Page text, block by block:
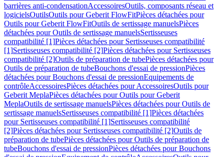
barrières anti-condensationAccessoiresOutils, composants réseau et
logicielsOutilsOutils pour Geberit FlowFitPièces détachées pour
Outils pour Geberit FlowFitOutils de sertissage manuelsPièces
détachées pour Outils de sertissage manuelsSertisseuses
compatibilité [1]Pièces détachées pour Sertisseuses compatibilité
[1]Sertisseuses compatibilité [2]Pièces détachées pour Sertisseuses
compatibilité [2]Outils de préparation de tubePièces détachées pour
Outils de préparation de tubeBouchons d'essai de pressionPièces
détachées pour Bouchons d'essai de pressionEquipements de
contrôleAccessoiresPièces détachées pour AccessoiresOutils pour
Geberit MeplaPièces détachées pour Outils pour Geberit
MeplaOutils de sertissage manuelsPièces détachées pour Outils de
sertissage manuelsSertisseuses compatibilité [1]Pièces détachées
pour Sertisseuses compatibilité [1]Sertisseuses compatibilité
[2]Pièces détachées pour Sertisseuses compatibilité [2]Outils de
préparation de tubePièces détachées pour Outils de préparation de
tubeBouchons d'essai de pressionPièces détachées pour Bouchons